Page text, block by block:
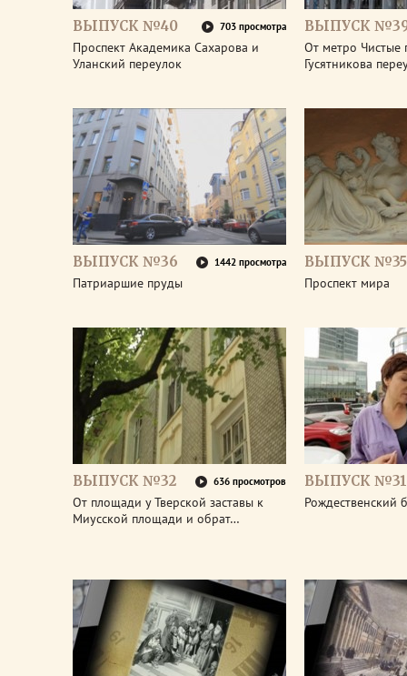
ВЫПУСК №40 703 просмотра
Проспект Академика Сахарова и
Уланский переулок
ВЫПУСК
От метро Чистые
Гусятникова
ВЫПУСК №36 1442 просмотра
Патриаршие пруды
ВЫПУСК №35
Проспект мира
ВЫПУСК №32 636 просмотров
От площади у Тверской заставы к
Миусской площади и обрат…
ВЫПУСК №31
Рождественский